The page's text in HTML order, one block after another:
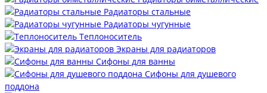
Радиаторы стальные
Радиаторы чугунные
Теплоноситель
Экраны для радиаторов
Сифоны для ванны
Сифоны для душевого
поддона